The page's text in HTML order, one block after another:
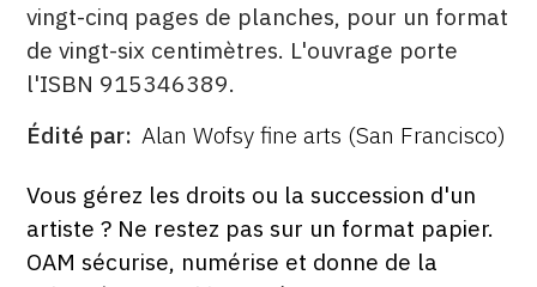
vingt-cinq pages de planches, pour un format
de vingt-six centimètres. L'ouvrage porte
l'ISBN 915346389.
ÉDITÉ
Édité par Alan Wofsy fine arts (San Francisco)
FORMAT
ÉTAT
Vous gérez les droits ou la succession d'un
artiste ? Ne restez pas sur un format papier.
OAM sécurise, numérise et donne de la